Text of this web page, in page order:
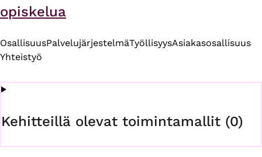
opiskelua
OsallisuusPalvelujärjestelmäTyöllisyysAsiakasosallisuus
Yhteistyö
Kehitteillä olevat toimintamallit (0)